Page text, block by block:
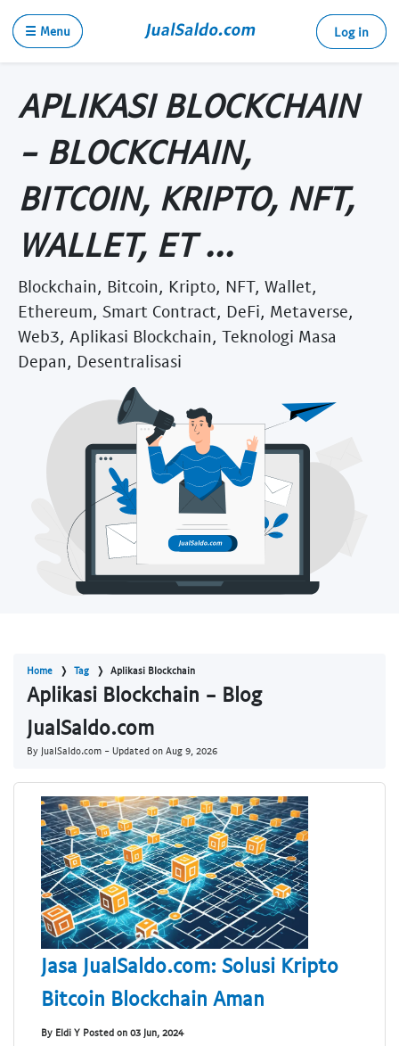
☰ Menu Log in
APLIKASI BLOCKCHAIN
- BLOCKCHAIN,
BITCOIN, KRIPTO, NFT,
WALLET, ET ...
Blockchain, Bitcoin, Kripto, NFT, Wallet,
Ethereum, Smart Contract, DeFi, Metaverse,
Web3, Aplikasi Blockchain, Teknologi Masa
Depan, Desentralisasi
Home Tag Aplikasi Blockchain
Aplikasi Blockchain - Blog
JualSaldo.com
By JualSaldo.com - Updated on Aug 9, 2026
Jasa JualSaldo.com: Solusi Kripto
Bitcoin Blockchain Aman
By Eldi Y Posted on 03 Jun, 2024